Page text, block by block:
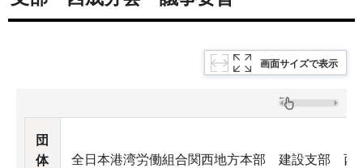
画面サイズで表示
団
体
全日本港湾労働組合関西地方本部 建設支部 西